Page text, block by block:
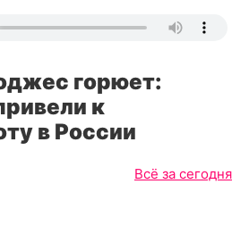
горюет:
к
в России
Всё за сегодня